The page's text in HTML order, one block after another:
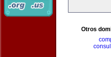
Otros